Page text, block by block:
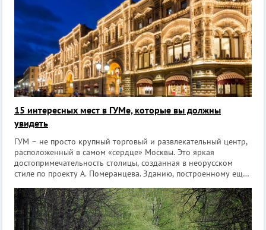
15 интересных мест в ГУМе, которые вы должны
увидеть
ГУМ – не просто крупный торговый и развлекательный центр,
расположенный в самом «сердце» Москвы. Это яркая
достопримечательность столицы, созданная в неорусском
стиле по проекту А. Померанцева. Зданию, построенному еще
облик и не растерять ду